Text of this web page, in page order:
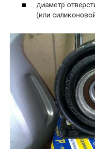
диаметр
(или